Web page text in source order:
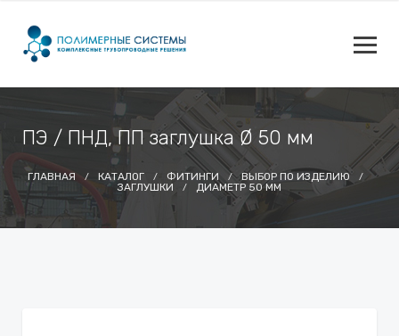
ПЭ / ПНД, ПП заглушка Ø 50 мм
ГЛАВНАЯ КАТАЛОГ ФИТИНГИ
ВЫБОР ПО ИЗДЕЛИЮ
ЗАГЛУШКИ
ДИАМЕТР 50 ММ